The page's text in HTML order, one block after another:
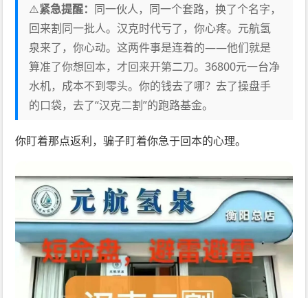
⚠️紧急提醒： 同一伙人，同一个套路，换了个名字，
回来割同一批人。汉克时代亏了，你心疼。元航氢
泉来了，你心动。这两件事是连着的——他们就是
算准了你想回本，才回来开第二刀。36800元一台净
水机，成本不到零头。你的钱去了哪？去了操盘手
的口袋，去了“汉克二割”的跑路基金。
你盯着那点返利，骗子盯着你急于回本的心理。